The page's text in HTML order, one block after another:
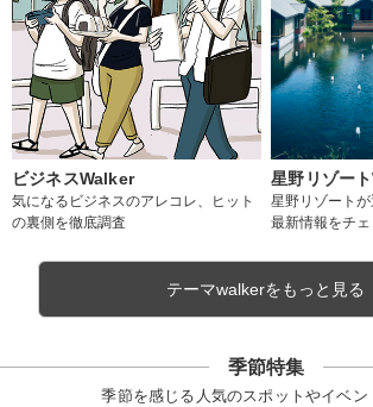
ビジネスWalker
気になるビジネスのアレコレ、ヒット
の裏側を徹底調査
星野リゾー
星野リゾート
最新情報をチェ
テーマwalkerをもっと見る
季節特集
季節を感じる人気のスポットやイベン